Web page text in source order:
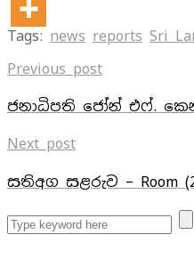
Tags: news reports Sri
Previous post
ජනාධිපති ජෝන් එෆ්.
Next post
සතිඅග සළරුව – Room